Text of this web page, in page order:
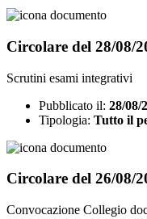
Circolare del 28/08/
Scrutini esami integrativi
Pubblicato il: 28/08/
Tipologia: Tutto il
Circolare del 26/08/
Convocazione Collegio